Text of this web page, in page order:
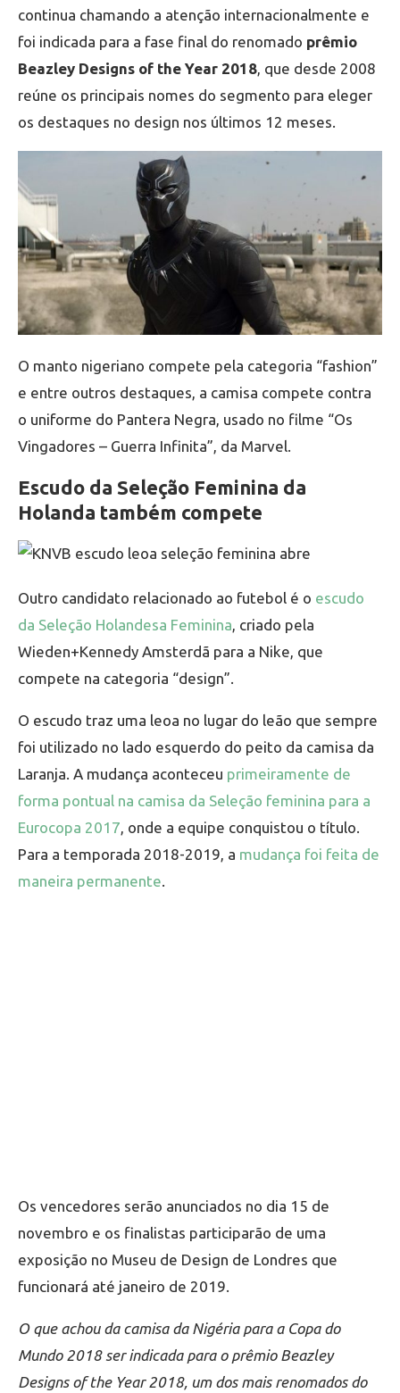
continua chamando a atenção internacionalmente e
foi indicada para a fase final do renomado prêmio
Beazley Designs of the Year 2018, que desde 2008
reúne os principais nomes do segmento para eleger
os destaques no design nos últimos 12 meses.
O manto nigeriano compete pela categoria “fashion”
e entre outros destaques, a camisa compete contra
o uniforme do Pantera Negra, usado no filme “Os
Vingadores – Guerra Infinita”, da Marvel.
Escudo da Seleção Feminina da
Holanda também compete
Outro candidato relacionado ao futebol é o escudo
da Seleção Holandesa Feminina, criado pela
Wieden+Kennedy Amsterdã para a Nike, que
compete na categoria “design”.
O escudo traz uma leoa no lugar do leão que sempre
foi utilizado no lado esquerdo do peito da camisa da
Laranja. A mudança aconteceu primeiramente de
forma pontual na camisa da Seleção feminina para a
Eurocopa 2017, onde a equipe conquistou o título.
Para a temporada 2018-2019, a mudança foi feita de
maneira permanente.
Os vencedores serão anunciados no dia 15 de
novembro e os finalistas participarão de uma
exposição no Museu de Design de Londres que
funcionará até janeiro de 2019.
O que achou da camisa da Nigéria para a Copa do
Mundo 2018 ser indicada para o prêmio Beazley
Designs of the Year 2018, um dos mais renomados do